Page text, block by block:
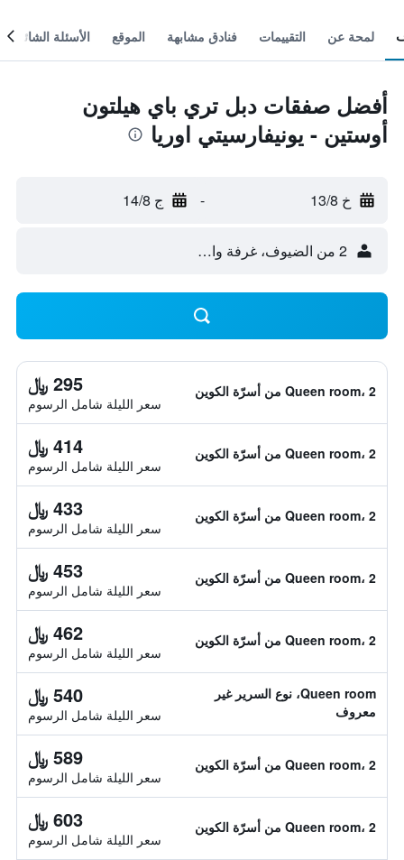
لمحة عن التقييمات فنادق مشابهة الموقع الأسئلة الشائعة
أفضل صفقات دبل تري باي هيلتون
أوستين - يونيفارسيتي اوريا
خ 13/8 - ج 14/8
2 من الضيوف، غرفة واحدة
Queen room، 2 من أسرّة الكوين 295 ﷼
سعر الليلة شامل الرسوم
Queen room، 2 من أسرّة الكوين 414 ﷼
سعر الليلة شامل الرسوم
Queen room، 2 من أسرّة الكوين 433 ﷼
سعر الليلة شامل الرسوم
Queen room، 2 من أسرّة الكوين 453 ﷼
سعر الليلة شامل الرسوم
Queen room، 2 من أسرّة الكوين 462 ﷼
سعر الليلة شامل الرسوم
Queen room، نوع السرير غير
معروف
540 ﷼
سعر الليلة شامل الرسوم
Queen room، 2 من أسرّة الكوين 589 ﷼
سعر الليلة شامل الرسوم
Queen room، 2 من أسرّة الكوين 603 ﷼
سعر الليلة شامل الرسوم